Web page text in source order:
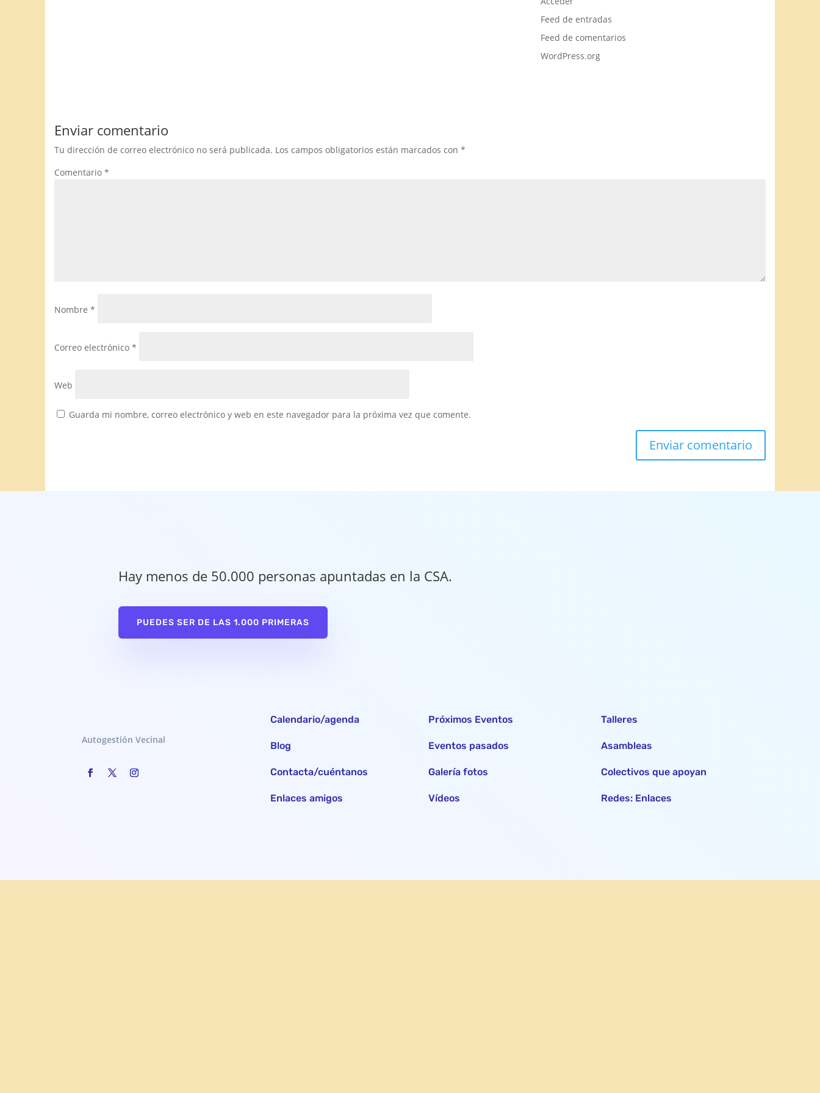
Feed de entradas
Feed de comentarios
WordPress.org
Enviar comentario
Tu dirección de correo electrónico no será publicada. Los campos obligatorios están marcados con *
Comentario *
Nombre *
Correo electrónico *
Web
Guarda mi nombre, correo electrónico y web en este navegador para la próxima vez que comente.
Hay menos de 50.000 personas apuntadas en la CSA.
PUEDES SER DE LAS 1.000 PRIMERAS
Autogestión Vecinal
Calendario/agenda
Blog
Contacta/cuéntanos
Enlaces amigos
Próximos Eventos
Eventos pasados
Galería fotos
Vídeos
Talleres
Asambleas
Colectivos que apoyan
Redes: Enlaces